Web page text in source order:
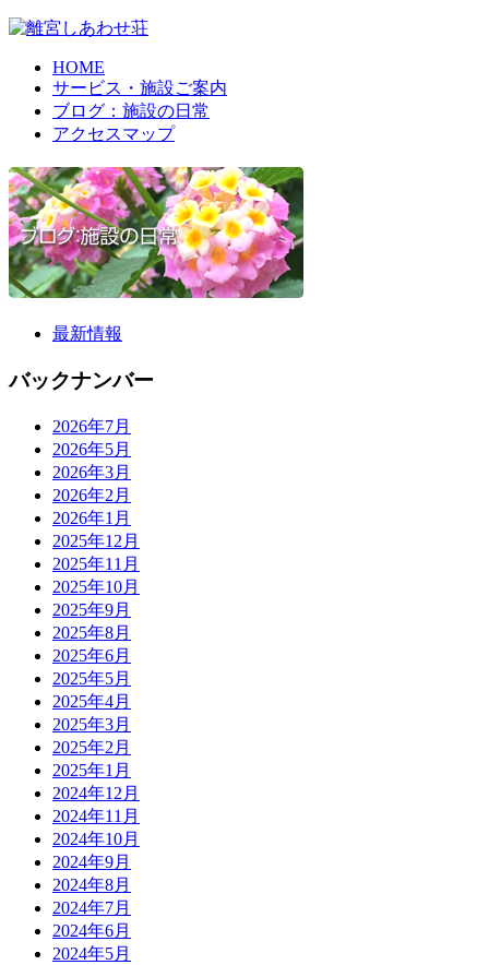
HOME
サービス・施設ご案内
ブログ：施設の日常
アクセスマップ
最新情報
バックナンバー
2026年7月
2026年5月
2026年3月
2026年2月
2026年1月
2025年12月
2025年11月
2025年10月
2025年9月
2025年8月
2025年6月
2025年5月
2025年4月
2025年3月
2025年2月
2025年1月
2024年12月
2024年11月
2024年10月
2024年9月
2024年8月
2024年7月
2024年6月
2024年5月